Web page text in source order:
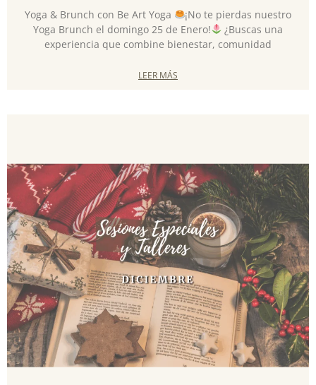
Yoga & Brunch con Be Art Yoga
¡No te pierdas nuestro
Yoga Brunch el domingo 25 de Enero!
¿Buscas una
experiencia que combine bienestar, comunidad
LEER MÁS